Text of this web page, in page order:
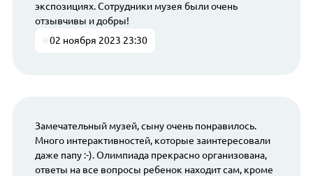
экспозициях. Сотрудники музея были очень
отзывчивы и добры!
02 ноября 2023 23:30
Замечательный музей, сыну очень понравилось.
Много интерактивностей, которые заинтересовали
даже папу :-). Олимпиада прекрасно организована,
ответы на все вопросы ребенок находит сам, кроме